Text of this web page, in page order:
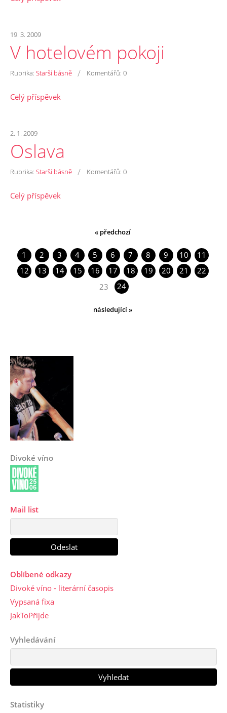
19. 3. 2009
V hotelovém pokoji
Rubrika: Starší básně / Komentářů: 0
Celý příspěvek
2. 1. 2009
Oslava
Rubrika: Starší básně / Komentářů: 0
Celý příspěvek
« předchozí
1 2 3 4 5 6 7 8 9 10
11
12
13 14 15 16 17 18 19 20 21
22
23
24
následující »
Divoké víno
Mail list
Oblíbené odkazy
Divoké víno - literární časopis
Vypsaná fixa
JakToPřijde
Vyhledávání
Statistiky